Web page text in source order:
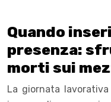
Quando
presenza:
morti sui
La giornata